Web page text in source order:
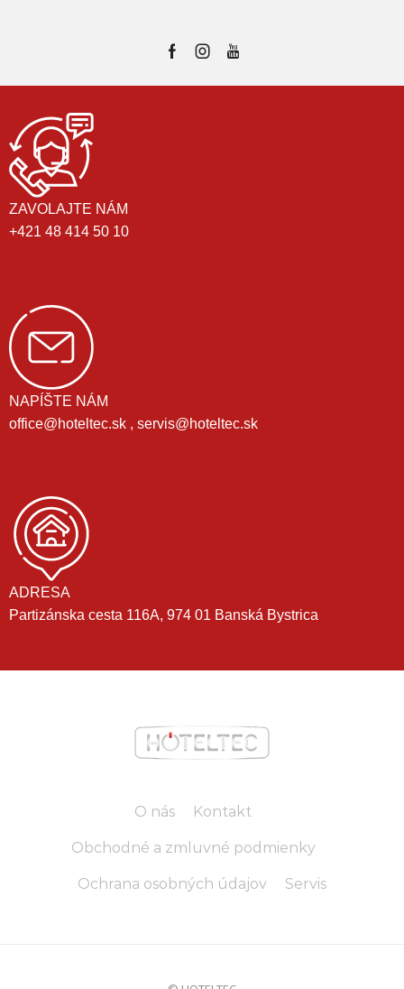
ZAVOLAJTE NÁM
+421 48 414 50 10
NAPÍŠTE NÁM
office@hoteltec.sk , servis@hoteltec.sk
ADRESA
Partizánska cesta 116A, 974 01 Banská Bystrica
O nás Kontakt
Obchodné a zmluvné podmienky
Ochrana osobných údajov Servis